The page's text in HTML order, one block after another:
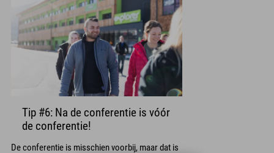
Tip #6: Na de conferentie is vóór
de conferentie!
De conferentie is misschien voorbij, maar dat is